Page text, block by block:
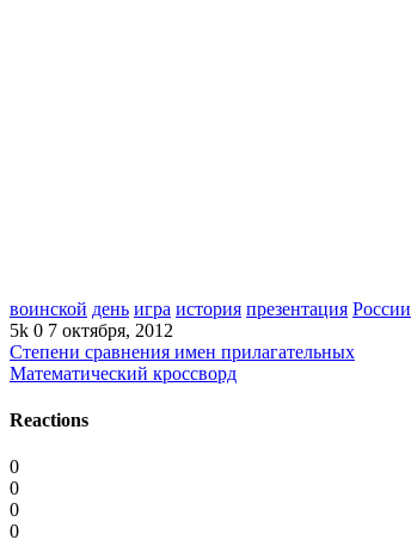
воинской день игра история презентация России
5k 0 7 октября, 2012
Степени сравнения имен прилагательных
Математический кроссворд
Reactions
0
0
0
0